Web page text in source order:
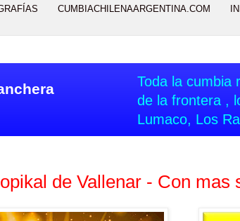
CUMBIACHILENAARGENTINA.COM
Toda la cumbia
de la frontera ,
Lumaco, Los
de Vallenar - Con mas